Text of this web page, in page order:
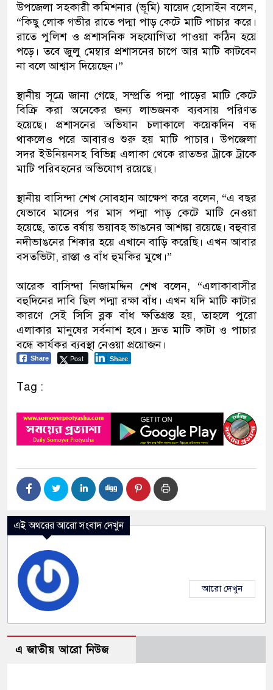
উপজেলা সহকারী কমিশনার (ভূমি) যায়েদ হোসাইন বলেন,
“কিছু লোক গভীর রাতে পদ্মা পাড় কেটে মাটি পাচার করে।
রাতে পুলিশ ও প্রশাসনিক সহযোগিতা পাওয়া কঠিন হয়ে
পড়ে। তবে জুলু মেম্বার প্রশাসনের চাপে আর মাটি কাটবেন
না বলে আশ্বাস দিয়েছেন।”
স্থানীয় সূত্রে জানা গেছে, সম্প্রতি পদ্মা পাড়ের মাটি কেটে
বিক্রি করা অনেকের জন্য লাভজনক ব্যবসায় পরিণত
হয়েছে। প্রশাসনের অভিযান চলাকালে কয়েকদিন বন্ধ
থাকলেও পরে আবারও শুরু হয় মাটি পাচার। উপজেলা
সদর ইউনিয়নসহ বিভিন্ন এলাকা থেকে রাতভর ট্রাকে ট্রাকে
মাটি পরিবহনের অভিযোগ রয়েছে।
স্থানীয় বাসিন্দা শেখ সোবহান আক্ষেপ করে বলেন, “এ বছর
যেভাবে মাসের পর মাস পদ্মা পাড় কেটে মাটি নেওয়া
হয়েছে, তাতে বর্ষায় ভয়াবহ ভাঙনের আশঙ্কা রয়েছে। বহুবার
নদীভাঙনের শিকার হয়ে এখানে বাড়ি করেছি। এখন আবার
বসতভিটা, রাস্তা ও বাঁধ হুমকির মুখে।”
আরেক বাসিন্দা নিজামদ্দিন শেখ বলেন, “এলাকাবাসীর
বহুদিনের দাবি ছিল পদ্মা রক্ষা বাঁধ। এখন যদি মাটি কাটার
কারণে সেই সিসি ব্লক বাঁধ ক্ষতিগ্রস্ত হয়, তাহলে পুরো
এলাকার মানুষের সর্বনাশ হবে। দ্রুত মাটি কাটা ও পাচার
বন্ধে কার্যকর ব্যবস্থা নেওয়া প্রয়োজন।
Share Post Share
Tag :
এই অথরের আরো সংবাদ দেখুন
আরো দেখুন
এ জাতীয় আরো নিউজ